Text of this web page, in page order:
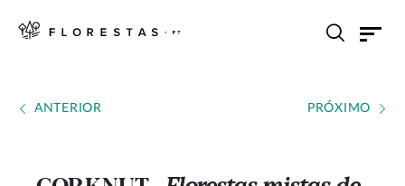
ANTERIOR PRÓXIMO